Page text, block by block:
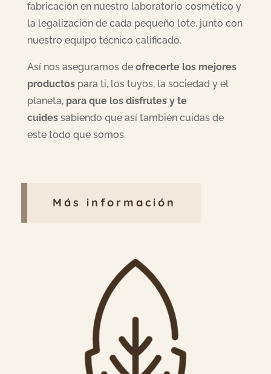
fabricación en nuestro laboratorio cosmético y
la legalización de cada pequeño lote, junto con
nuestro equipo técnico calificado.
Así nos aseguramos de ofrecerte los mejores
productospara ti, los tuyos, la sociedad y el
planeta, para que los disfrutes y te
cuidessabiendo que así también cuidas de
este todo que somos.
Más información